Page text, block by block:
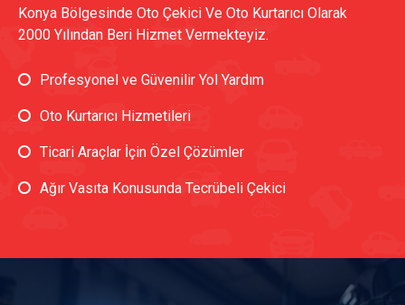
Konya Bölgesinde Oto Çekici Ve Oto Kurtarıcı Olarak
2000 Yılından Beri Hizmet Vermekteyiz.
Profesyonel ve Güvenilir Yol Yardım
Oto Kurtarıcı Hizmetileri
Ticari Araçlar İçin Özel Çözümler
Ağır Vasıta Konusunda Tecrübeli Çekici